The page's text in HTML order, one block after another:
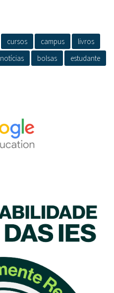
cursos campus
livros
notícias bolsas
estudante